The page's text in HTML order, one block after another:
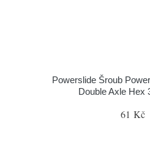
Powerslide Šroub
Double Axle Hex
61 Kč